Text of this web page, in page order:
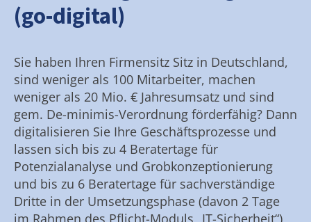
(go-digital)
Sie haben Ihren Firmensitz Sitz in Deutschland,
sind weniger als 100 Mitarbeiter, machen
weniger als 20 Mio. € Jahresumsatz und sind
gem. De-minimis-Verordnung förderfähig? Dann
digitalisieren Sie Ihre Geschäftsprozesse und
lassen sich bis zu 4 Beratertage für
Potenzialanalyse und Grobkonzeptionierung
und bis zu 6 Beratertage für sachverständige
Dritte in der Umsetzungsphase (davon 2 Tage
im Rahmen des Pflicht-Moduls „IT-Sicherheit“)